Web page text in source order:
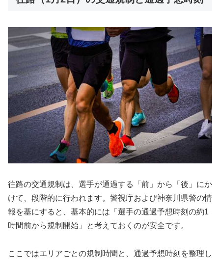
往路の交通規制は、選手が通過する「前」から「後」にか
けて、段階的に行われます。警視庁および神奈川県警の情
報を基にすると、基本的には「選手の通過予想時刻の約1
時間前から規制開始」と考えておくのが安全です。
ここではエリアごとの規制時間と、通過予想時刻を整理し